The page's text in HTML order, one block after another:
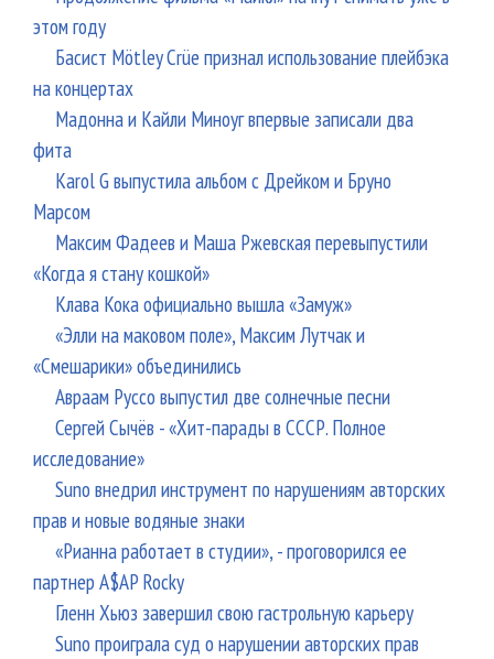
этом году
Басист Mötley Crüe признал использование плейбэка
на концертах
Мадонна и Кайли Миноуг впервые записали два
фита
Karol G выпустила альбом с Дрейком и Бруно
Марсом
Максим Фадеев и Маша Ржевская перевыпустили
«Когда я стану кошкой»
Клава Кока официально вышла «Замуж»
«Элли на маковом поле», Максим Лутчак и
«Смешарики» объединились
Авраам Руссо выпустил две солнечные песни
Сергей Сычёв - «Хит-парады в СССР. Полное
исследование»
Suno внедрил инструмент по нарушениям авторских
прав и новые водяные знаки
«Рианна работает в студии», - проговорился ее
партнер A$AP Rocky
Гленн Хьюз завершил свою гастрольную карьеру
Suno проиграла суд о нарушении авторских прав